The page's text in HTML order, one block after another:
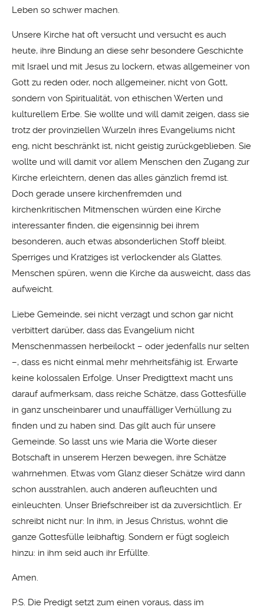
Leben so schwer machen.
Unsere Kirche hat oft versucht und versucht es auch
heute, ihre Bindung an diese sehr besondere Geschichte
mit Israel und mit Jesus zu lockern, etwas allgemeiner von
Gott zu reden oder, noch allgemeiner, nicht von Gott,
sondern von Spiritualität, von ethischen Werten und
kulturellem Erbe. Sie wollte und will damit zeigen, dass sie
trotz der provinziellen Wurzeln ihres Evangeliums nicht
eng, nicht beschränkt ist, nicht geistig zurückgeblieben. Sie
wollte und will damit vor allem Menschen den Zugang zur
Kirche erleichtern, denen das alles gänzlich fremd ist.
Doch gerade unsere kirchenfremden und
kirchenkritischen Mitmenschen würden eine Kirche
interessanter finden, die eigensinnig bei ihrem
besonderen, auch etwas absonderlichen Stoff bleibt.
Sperriges und Kratziges ist verlockender als Glattes.
Menschen spüren, wenn die Kirche da ausweicht, dass das
aufweicht.
Liebe Gemeinde, sei nicht verzagt und schon gar nicht
verbittert darüber, dass das Evangelium nicht
Menschenmassen herbeilockt – oder jedenfalls nur selten
–, dass es nicht einmal mehr mehrheitsfähig ist. Erwarte
keine kolossalen Erfolge. Unser Predigttext macht uns
darauf aufmerksam, dass reiche Schätze, dass Gottesfülle
in ganz unscheinbarer und unauffälliger Verhüllung zu
finden und zu haben sind. Das gilt auch für unsere
Gemeinde. So lasst uns wie Maria die Worte dieser
Botschaft in unserem Herzen bewegen, ihre Schätze
wahrnehmen. Etwas vom Glanz dieser Schätze wird dann
schon ausstrahlen, auch anderen aufleuchten und
einleuchten. Unser Briefschreiber ist da zuversichtlich. Er
schreibt nicht nur: In ihm, in Jesus Christus, wohnt die
ganze Gottesfülle leibhaftig. Sondern er fügt sogleich
hinzu: in ihm seid auch ihr Erfüllte.
Amen.
P.S. Die Predigt setzt zum einen voraus, dass im